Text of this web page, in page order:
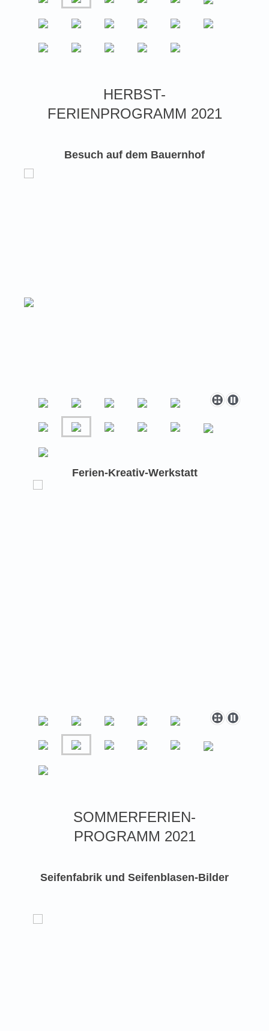
HERBST-
FERIENPROGRAMM 2021
Besuch auf dem Bauernhof
Ferien-Kreativ-Werkstatt
SOMMERFERIEN-
PROGRAMM 2021
Seifenfabrik und Seifenblasen-Bilder